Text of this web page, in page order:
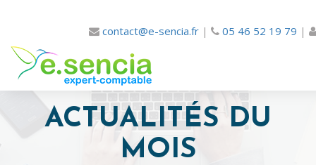
contact@e-sencia.fr | 05 46 52 19 79 |
ACTUALITÉS DU
MOIS